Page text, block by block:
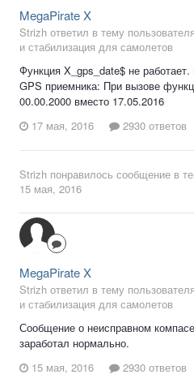
MegaPirate X
Strizh ответил в тему
и стабилизация для самолетов
Функция X_gps_date$ не
GPS приемника: При вызове
00.00.2000 вместо 17.05.2016
17 мая, 2016
2930 ответов
Strizh понравилось сообщение в
15 мая, 2016
MegaPirate X
Strizh ответил в тему
и стабилизация для самолетов
Сообщение о неисправном
заработал нормально.
15 мая, 2016
2930 ответов